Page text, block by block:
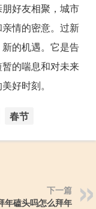
好友相聚，城市
情的密意。过新
的机遇。它是告
的喘息和对未来
好时刻。
春节
下一篇
年磕头吗怎么拜年